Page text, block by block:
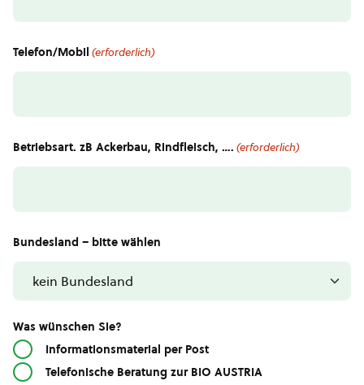
Telefon/Mobil (erforderlich)
Betriebsart. zB Ackerbau, Rindfleisch, …. (erforderlich)
Bundesland – bitte wählen
Was wünschen Sie?
Informationsmaterial per Post
Telefonische Beratung zur BIO AUSTRIA